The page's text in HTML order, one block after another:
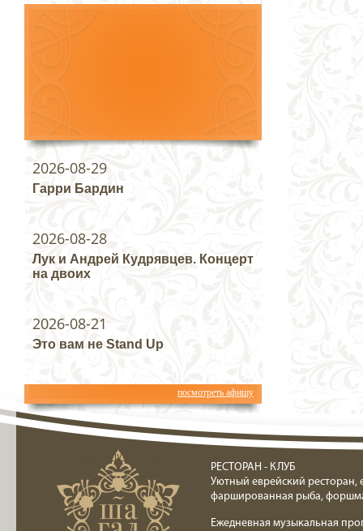
2026-08-29
Гарри Бардин
2026-08-28
Лук и Андрей Кудрявцев. Концерт
на двоих
2026-08-21
Это вам не Stand Up
посмотреть афишу
Ресторан клуб Шагал
РЕСТОРАН - КЛУБ
Уютный еврейский ресторан,
фаршированная рыба,
Ежедневная музыкальная